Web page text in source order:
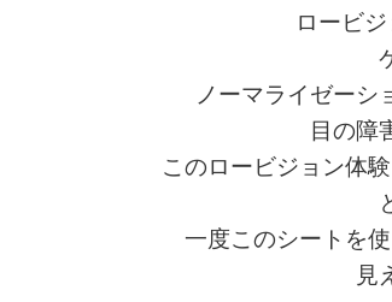
ロービ
ノーマライゼーシ
目の障
このロービジョン体
一度このシートを
見